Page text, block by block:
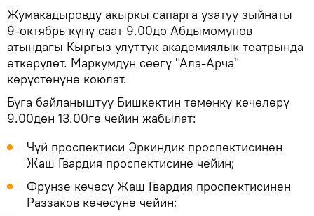
Жумакадыровду акыркы сапарга узатуу зыйнаты
9-октябрь күнү саат 9.00дө Абдымомунов
атындагы Кыргыз улуттук академиялык театрында
өткөрүлөт. Маркумдун сөөгү "Ала-Арча"
көрүстөнүнө коюлат.
Буга байланыштуу Бишкектин төмөнкү көчөлөрү
9.00дөн 13.00гө чейин жабылат:
Чүй проспектиси Эркиндик проспектисинен
Жаш Гвардия проспектисине чейин;
Фрунзе көчөсү Жаш Гвардия проспектисинен
Раззаков көчөсүнө чейин;